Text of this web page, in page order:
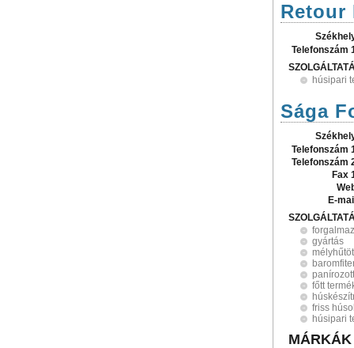
Retour
Telefonszám
húsipari
Sága
Telefonszám
Telefonszám
Fax
E-
gyártás
főtt
friss
húsipari
MÁRKÁK